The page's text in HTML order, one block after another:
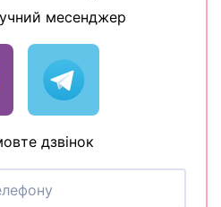
месенджер
дзвінок